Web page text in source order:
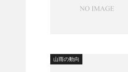
山雨の動向